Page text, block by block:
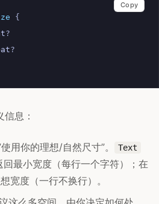
{
?
?
Copy
息：
用你的理想/自然尺寸”。 Text
回最小宽度（每行一个字符）；在
宽度（一行不换行）。